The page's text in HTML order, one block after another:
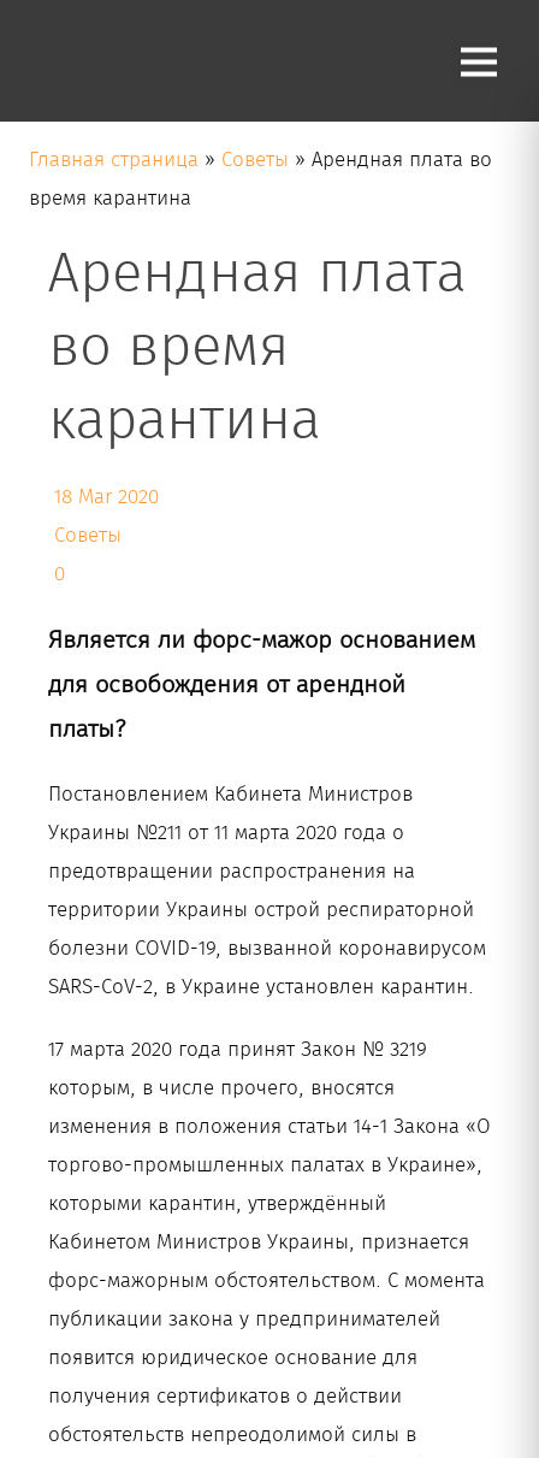
Главная страница » Советы » Арендная плата во
время карантина
Арендная плата
во время
карантина
18 Mar 2020
Советы
0
Является ли форс-мажор основанием
для освобождения от арендной
платы?
Постановлением Кабинета Министров
Украины №211 от 11 марта 2020 года о
предотвращении распространения на
территории Украины острой респираторной
болезни COVID-19, вызванной коронавирусом
SARS-CoV-2, в Украине установлен карантин.
17 марта 2020 года принят Закон № 3219
которым, в числе прочего, вносятся
изменения в положения статьи 14-1 Закона «О
торгово-промышленных палатах в Украине»,
которыми карантин, утверждённый
Кабинетом Министров Украины, признается
форс-мажорным обстоятельством. С момента
публикации закона у предпринимателей
появится юридическое основание для
получения сертификатов о действии
обстоятельств непреодолимой силы в